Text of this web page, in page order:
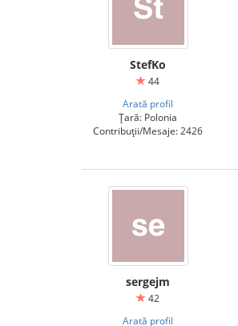
StefKo
44
Arată profil
Țară: Polonia
Contribuții/Mesaje: 2426
sergejm
42
Arată profil